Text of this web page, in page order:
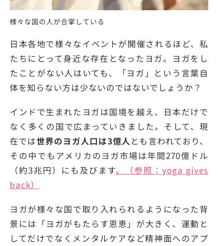
様々な国の人が合掌している
日本各地で様々なイベントが開催されるほど、私
たちにとって身近な存在となったヨガ。ヨガをし
たことがない人はいても、「ヨガ」という言葉自
体を知らない方は少ないのではないでしょうか？
インドで生まれたヨガは国境を越え、日本だけで
なく多くの国で広まっていきました。そして、現
在では世界のヨガ人口は3億人とも言われており、
その中でもアメリカのヨガ市場は年間270億ドル
（約3兆円）にも及びます。（参照：yoga gives
back）
ヨガが様々な国で取り入れられるようになった背
景には「ヨガがもたらす恩恵」が大きく、運動と
してだけでなくメンタルケアなど精神面へのアプ